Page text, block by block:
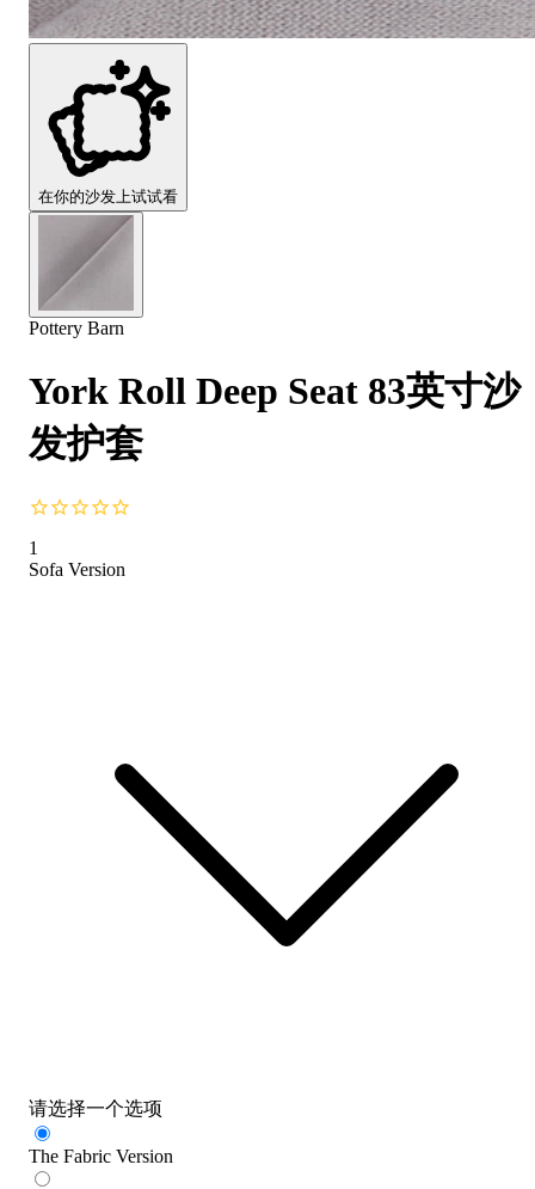
Comfort
Works
Comfort
Works
发
Comfort
Works
Wooden
Sofa
Leg
Comfort
Works
Wooden
Sofa
Leg
Comfort
Works
FlexiFit
通
用
沙
发
垫
子
在你的沙发上试试看
Pottery Barn
York Roll Deep Seat 83英寸沙
发护套
1
Sofa Version
请选择一个选项
The Fabric Version